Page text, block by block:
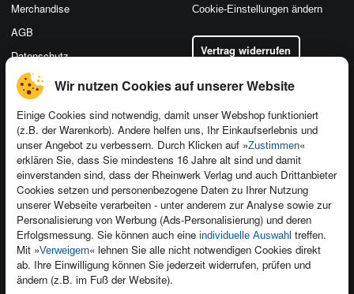
Wir nutzen Cookies auf unserer Website
Einige Cookies sind notwendig, damit unser Webshop funktioniert
(z.B. der Warenkorb). Andere helfen uns, Ihr Einkaufserlebnis und
unser Angebot zu verbessern. Durch Klicken auf »Zustimmen«
erklären Sie, dass Sie mindestens 16 Jahre alt sind und damit
einverstanden sind, dass der Rheinwerk Verlag und auch Drittanbieter
Cookies setzen und personenbezogene Daten zu Ihrer Nutzung
unserer Webseite verarbeiten - unter anderem zur Analyse sowie zur
Personalisierung von Werbung (Ads-Personalisierung) und deren
Erfolgsmessung. Sie können auch eine individuelle Auswahl treffen.
Mit »Verweigern« lehnen Sie alle nicht notwendigen Cookies direkt
ab. Ihre Einwilligung können Sie jederzeit widerrufen, prüfen und
ändern (z.B. im Fuß der Website).
Kontakt
Newsletter
Für Unternehmen
Presseservice
Dozentenservice
Produktfeedback
Foreign Rights
Ein Buch schreiben
Merchandise
AGB
Datenschutz
Cookie-Einstellungen ändern
Vertrag widerrufen